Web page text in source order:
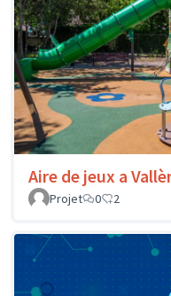
Aire de jeux a
Projet
0 2